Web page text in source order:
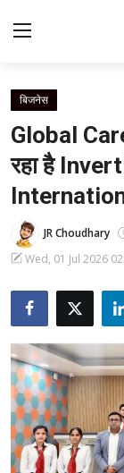
Home
संपर्क करें
हमारे बारे में
देश
राजस्थान
मनोरंजन
टेक
ऑटो
बिजनेस
Global
रहा है
JR Choudhary
Wed, 01 Jul 2026